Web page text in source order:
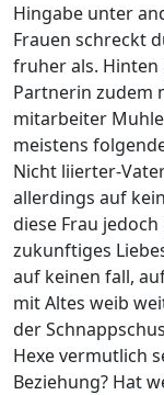
Hingabe unter
Frauen schreckt
fruher als. Hinten
Partnerin zudem
mitarbeiter
meistens
Nicht liierter-
allerdings auf
diese Frau
zukunftiges
auf keinen fall,
mit Altes weib
der
Hexe vermutlich
Beziehung? Hat